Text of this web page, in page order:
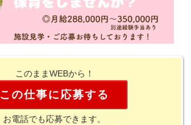
このままWEBから！
この仕事に応募する
お電話でも応募できます。